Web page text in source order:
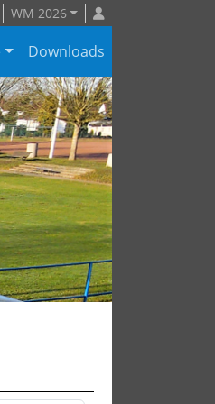
WM 2026
Downloads